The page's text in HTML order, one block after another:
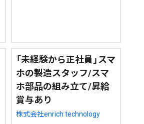
「未経験から正社員」スマ
ホの製造スタッフ/スマ
ホ部品の組み立て/昇給
賞与あり
株式会社enrich technology